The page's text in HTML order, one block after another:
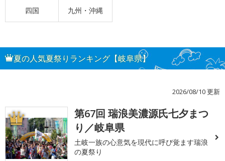
四国 九州・沖縄
夏の人気夏祭りランキング【岐阜県】
2026/08/10 更新
1
第67回 瑞浪美濃源氏七夕まつ
り／岐阜県
土岐一族の心意気を現代に呼び覚ます瑞浪
の夏祭り